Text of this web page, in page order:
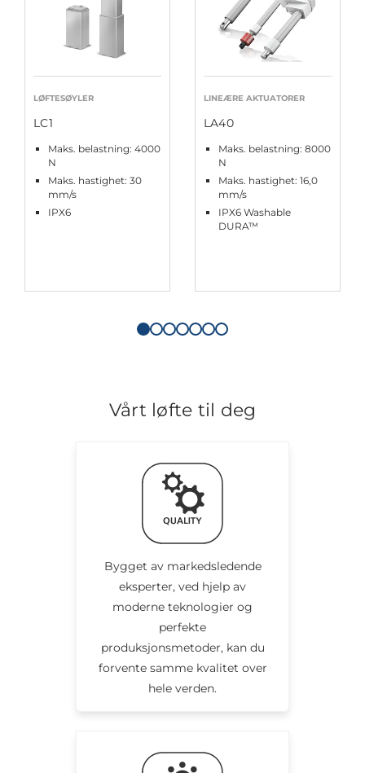
LØFTESØYLER
LC1
Maks. belastning: 4000
N
Maks. hastighet: 30
mm/s
IPX6
LINEÆRE AKTUATORER
LA40
Maks. belastning: 8000
N
Maks. hastighet: 16,0
mm/s
IPX6 Washable
DURA™
Vårt løfte til deg
Bygget av markedsledende
eksperter, ved hjelp av
moderne teknologier og
perfekte
produksjonsmetoder, kan du
forvente samme kvalitet over
hele verden.